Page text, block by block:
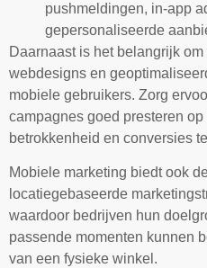
pushmeldingen, in-app
gepersonaliseerde
Daarnaast is het belangrijk
webdesigns en
mobiele gebruikers. Zorg
campagnes goed presteren
betrokkenheid en conversies
Mobiele marketing biedt ook
locatiegebaseerde
waardoor bedrijven hun
passende momenten kunnen
van een fysieke winkel.